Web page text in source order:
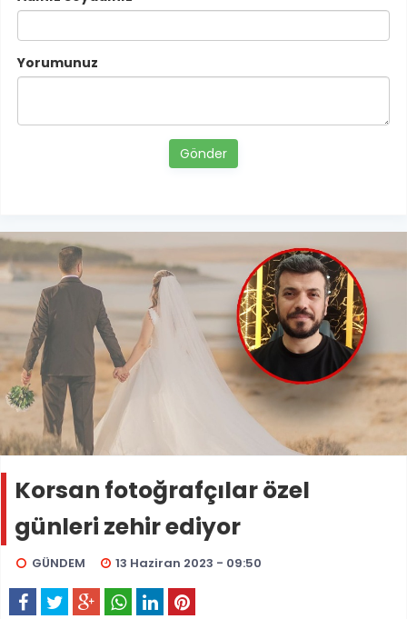
Yorumunuz
Gönder
Korsan fotoğrafçılar özel
günleri zehir ediyor
GÜNDEM 13 Haziran 2023 - 09:50